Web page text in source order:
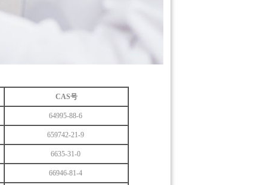
CAS号
64995-88-6
659742-21-9
6635-31-0
66946-81-4